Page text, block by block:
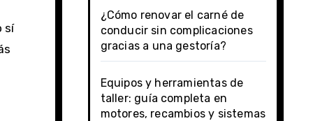
sí
¿Cómo renovar el carné de
conducir sin complicaciones
gracias a una gestoría?
Equipos y herramientas de
taller: guía completa en
motores, recambios y sistemas